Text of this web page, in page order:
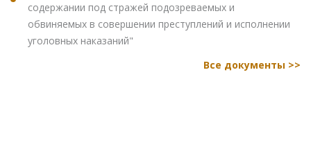
содержании под стражей подозреваемых и
обвиняемых в совершении преступлений и исполнении
уголовных наказаний"
Все документы >>